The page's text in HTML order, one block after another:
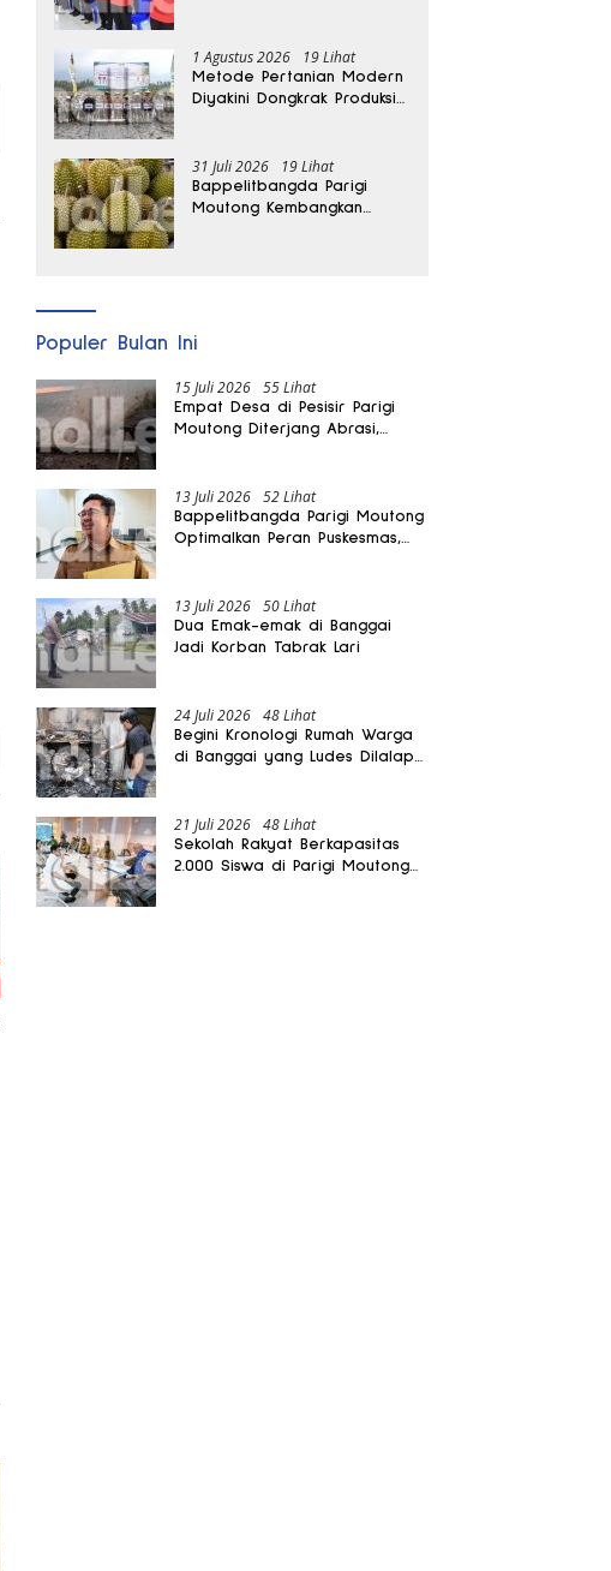
1 Agustus 2026 19 Lihat
Metode Pertanian Modern
Diyakini Dongkrak Produksi
31 Juli 2026 19 Lihat
Bappelitbangda Parigi
Moutong Kembangkan
Populer Bulan Ini
15 Juli 2026 55 Lihat
Empat Desa di Pesisir Parigi
Moutong Diterjang Abrasi,
13 Juli 2026 52 Lihat
Bappelitbangda Parigi Moutong
Optimalkan Peran Puskesmas,
13 Juli 2026 50 Lihat
Dua Emak-emak di Banggai
Jadi Korban Tabrak Lari
24 Juli 2026 48 Lihat
Begini Kronologi Rumah Warga
di Banggai yang Ludes Dilalap
21 Juli 2026 48 Lihat
Sekolah Rakyat Berkapasitas
2.000 Siswa di Parigi Moutong